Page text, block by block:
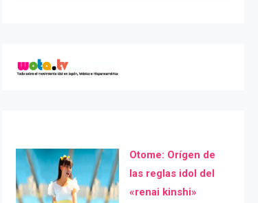
Otome: Orígen de
las reglas idol del
«renai kinshi»